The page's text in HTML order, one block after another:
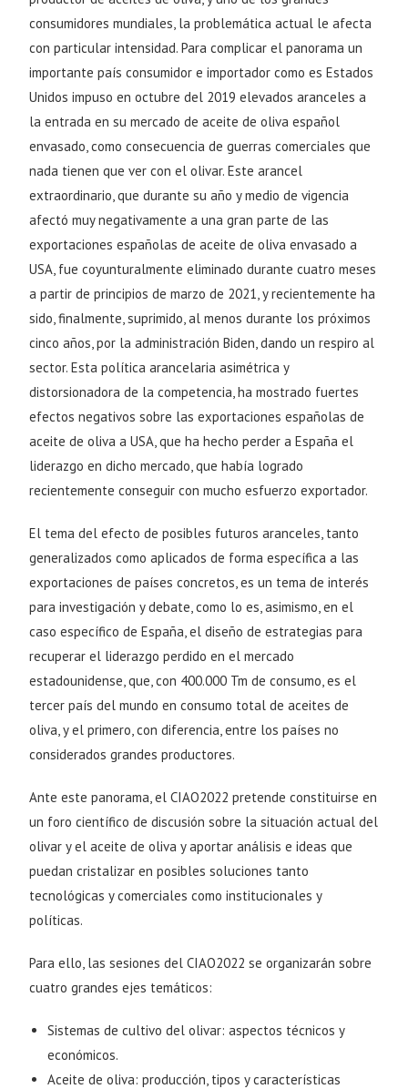
consumidores mundiales, la problemática actual le afecta
con particular intensidad. Para complicar el panorama un
importante país consumidor e importador como es Estados
Unidos impuso en octubre del 2019 elevados aranceles a
la entrada en su mercado de aceite de oliva español
envasado, como consecuencia de guerras comerciales que
nada tienen que ver con el olivar. Este arancel
extraordinario, que durante su año y medio de vigencia
afectó muy negativamente a una gran parte de las
exportaciones españolas de aceite de oliva envasado a
USA, fue coyunturalmente eliminado durante cuatro meses
a partir de principios de marzo de 2021, y recientemente ha
sido, finalmente, suprimido, al menos durante los próximos
cinco años, por la administración Biden, dando un respiro al
sector. Esta política arancelaria asimétrica y
distorsionadora de la competencia, ha mostrado fuertes
efectos negativos sobre las exportaciones españolas de
aceite de oliva a USA, que ha hecho perder a España el
liderazgo en dicho mercado, que había logrado
recientemente conseguir con mucho esfuerzo exportador.
El tema del efecto de posibles futuros aranceles, tanto
generalizados como aplicados de forma específica a las
exportaciones de países concretos, es un tema de interés
para investigación y debate, como lo es, asimismo, en el
caso específico de España, el diseño de estrategias para
recuperar el liderazgo perdido en el mercado
estadounidense, que, con 400.000 Tm de consumo, es el
tercer país del mundo en consumo total de aceites de
oliva, y el primero, con diferencia, entre los países no
considerados grandes productores.
Ante este panorama, el CIAO2022 pretende constituirse en
un foro científico de discusión sobre la situación actual del
olivar y el aceite de oliva y aportar análisis e ideas que
puedan cristalizar en posibles soluciones tanto
tecnológicas y comerciales como institucionales y
políticas.
Para ello, las sesiones del CIAO2022 se organizarán sobre
cuatro grandes ejes temáticos:
Sistemas de cultivo del olivar: aspectos técnicos y
económicos.
Aceite de oliva: producción, tipos y características